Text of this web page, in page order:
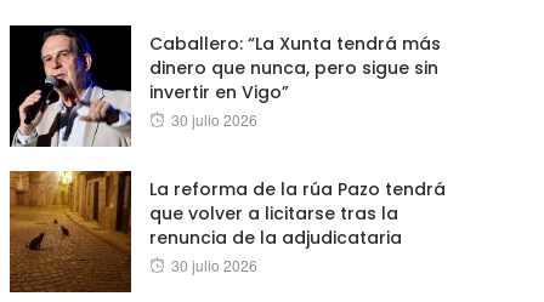
Caballero: “La Xunta tendrá más
dinero que nunca, pero sigue sin
invertir en Vigo”
Posted
30 julio 2026
La reforma de la rúa Pazo tendrá
que volver a licitarse tras la
renuncia de la adjudicataria
Posted
30 julio 2026